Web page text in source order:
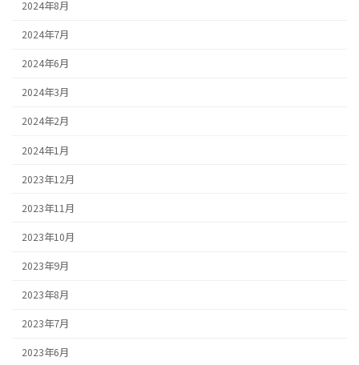
2024年8月
2024年7月
2024年6月
2024年3月
2024年2月
2024年1月
2023年12月
2023年11月
2023年10月
2023年9月
2023年8月
2023年7月
2023年6月